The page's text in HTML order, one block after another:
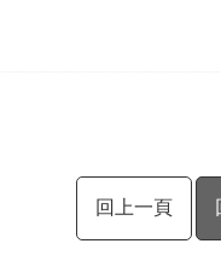
回上一頁